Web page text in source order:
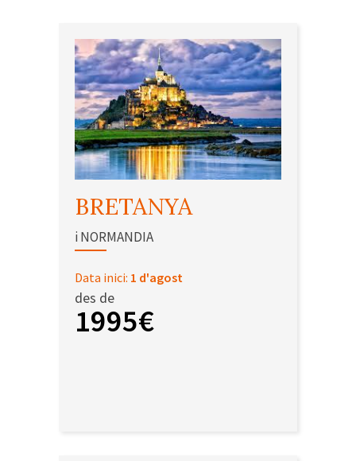
BRETANYA
i NORMANDIA
Data inici: 1 d'agost
des de
1995€